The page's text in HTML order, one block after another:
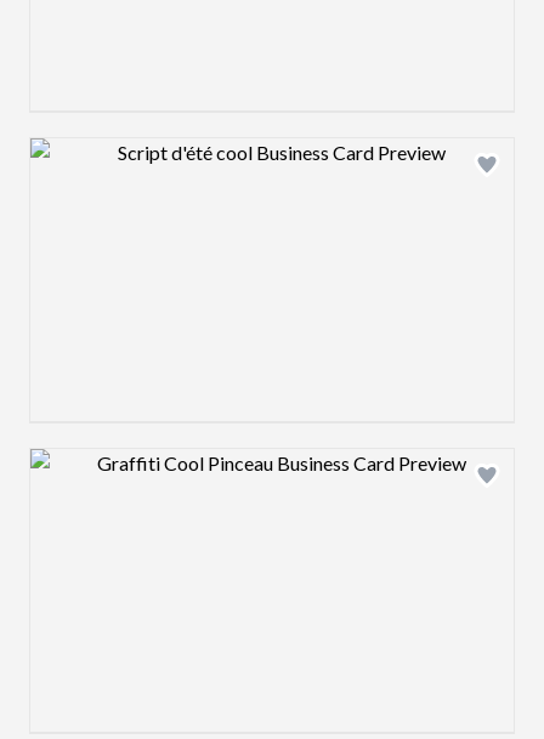
Design preview image
Design preview image